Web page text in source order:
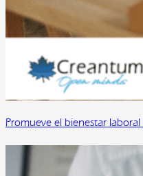
Promueve el bienestar